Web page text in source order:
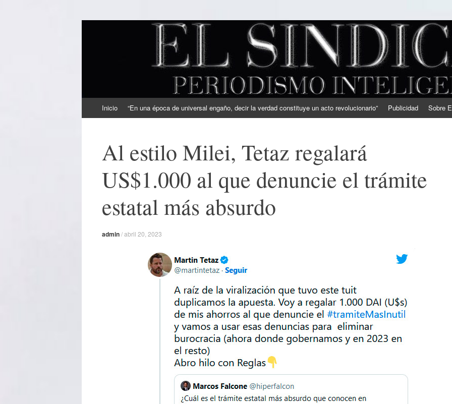
EL SINDICAL
Periodismo Inteligente
al
Inicio “En una época de universal engaño, decir la verdad constituye un acto revolucionario” Publicidad Sobre
Al estilo Milei, Tetaz regalará
US$1.000 al que denuncie el trámite
estatal más absurdo
admin/abril 20, 2023